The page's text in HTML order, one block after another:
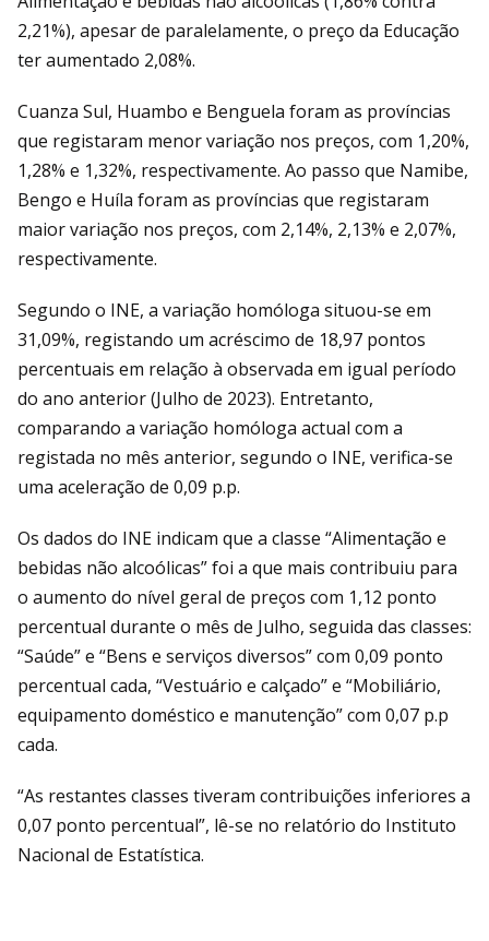
2,21%), apesar de paralelamente, o preço da Educação
ter aumentado 2,08%.
Cuanza Sul, Huambo e Benguela foram as províncias
que registaram menor variação nos preços, com 1,20%,
1,28% e 1,32%, respectivamente. Ao passo que Namibe,
Bengo e Huíla foram as províncias que registaram
maior variação nos preços, com 2,14%, 2,13% e 2,07%,
respectivamente.
Segundo o INE, a variação homóloga situou-se em
31,09%, registando um acréscimo de 18,97 pontos
percentuais em relação à observada em igual período
do ano anterior (Julho de 2023). Entretanto,
comparando a variação homóloga actual com a
registada no mês anterior, segundo o INE, verifica-se
uma aceleração de 0,09 p.p.
Os dados do INE indicam que a classe “Alimentação e
bebidas não alcoólicas” foi a que mais contribuiu para
o aumento do nível geral de preços com 1,12 ponto
percentual durante o mês de Julho, seguida das classes:
“Saúde” e “Bens e serviços diversos” com 0,09 ponto
percentual cada, “Vestuário e calçado” e “Mobiliário,
equipamento doméstico e manutenção” com 0,07 p.p
cada.
“As restantes classes tiveram contribuições inferiores a
0,07 ponto percentual”, lê-se no relatório do Instituto
Nacional de Estatística.